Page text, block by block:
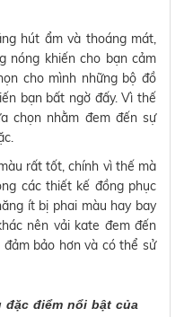
hút ẩm và thoáng mát,
nóng khiến cho bạn cảm
cho mình những bộ đồ
bạn bất ngờ đấy. Vì thế
chọn nhằm đem đến sự
rất tốt, chính vì thế mà
các thiết kế đồng phục
ít bị phai màu hay bay
nên vải kate đem đến
bảo hơn và có thể sử
điểm nổi bật của